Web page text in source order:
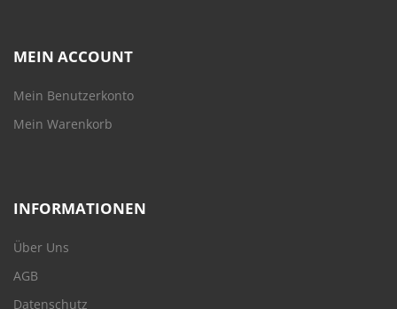
MEIN ACCOUNT
Mein Benutzerkonto
Mein Warenkorb
INFORMATIONEN
Über Uns
AGB
Datenschutz